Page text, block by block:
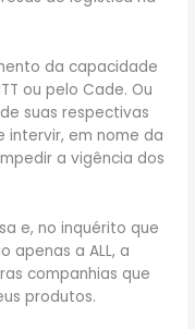
da capacidade
ou pelo Cade. Ou
suas respectivas
intervir, em nome da
a vigência dos
e, no inquérito que
apenas a ALL, a
companhias que
produtos.